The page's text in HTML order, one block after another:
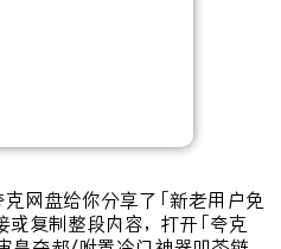
网盘给你分享了「新老用户免
或复制整段内容，打开「夸克